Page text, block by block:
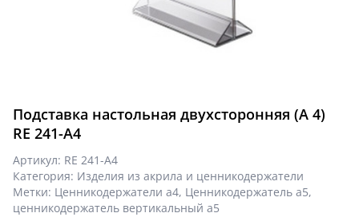
Подставка настольная двухсторонняя (А 4)
RE 241-А4
Артикул: RE 241-А4
Категория: Изделия из акрила и ценникодержатели
Метки: Ценникодержатели а4, Ценникодержатель а5,
ценникодержатель вертикальный а5